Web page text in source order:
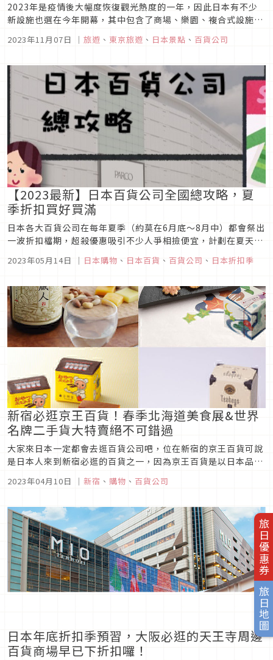
旅日優惠券
旅日地圖
2023年是疫情後大幅度恢復觀光熱度的一年，因此日本有不少
新設施也選在今年開幕，其中包含了商場、樂園、複合式設施和
開幕的日本商業設施，準備好就出門來去踩點吧！
2023年11月07日 ｜ 旅遊 、 東京旅遊 、 日本景點 、 百貨公司
【2023最新】日本百貨公司全國總攻略，夏
季折扣買好買滿
日本各大百貨公司在每年夏季（約莫在6月底～8月中）都會祭出
一波折扣檔期，超殺優惠吸引不少人爭相撿便宜，計劃在夏天時
赴日旅遊的你，不妨也可以趁此機會大肆採購一番，折扣打好打
滿打到骨折，絕對會讓你直呼好值得！本次便為你整理出遍佈日
麼好康優惠可以挖寶...
2023年05月14日 ｜ 日本購物 、 日本百貨 、 百貨公司 、 日本折扣季
新宿必逛京王百貨！春季北海道美食展&世界
名牌二手貨大特賣絕不可錯過
大家來日本一定都會去逛百貨公司吧，位在新宿的京王百貨可說
是日本人來到新宿必逛的百貨之一，因為京王百貨是以日本品牌
開跑的春季北海道美食展&世界名牌二手貨大特賣是京王百貨最
界名牌二手貨大特賣更...
2023年04月10日 ｜ 新宿 、 購物 、 百貨公司
日本年底折扣季預習，大阪必逛的天王寺周邊
百貨商場早已下折扣囉！